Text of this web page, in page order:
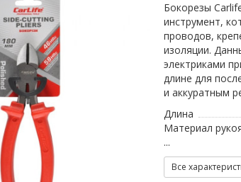
Бокорезы
инструмент,
проводов,
изоляции.
электриками
длине для
и аккуратным
Длина
Материал
...
Все